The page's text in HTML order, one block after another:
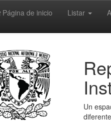
Página de inicio Listar
Un